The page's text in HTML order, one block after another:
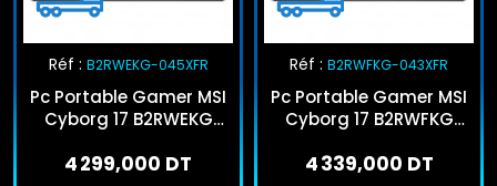
Réf : B2RWEKG-045XFR
Pc Portable Gamer MSI
Cyborg 17 B2RWEKG
512Go SSD RTX 5050
4 299,000 DT
Réf : B2RWFKG-043XFR
Pc Portable Gamer MSI
Cyborg 17 B2RWFKG
512Go SSD RTX 5060
4 339,000 DT